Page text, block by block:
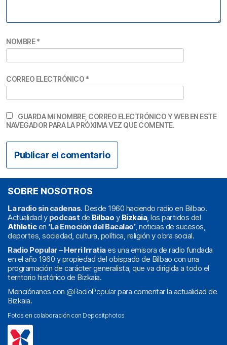
NOMBRE*
CORREO ELECTRÓNICO *
GUARDA MI NOMBRE, CORREO ELECTRÓNICO Y WEB EN ESTE
NAVEGADOR PARA LA PRÓXIMA VEZ QUE COMENTE.
SOBRE NOSOTROS
La radio sin cadenas. Desde 1960 haciendo radio en Bilbao.
Actualidad y podcast de Bilbao y Bizkaia, los partidos del
Athleticen ‘La Emoción del Bacalao’, noticias de sucesos,
deportes, sociedad, cultura, política, religión y obra social.
Radio Popular – Herri Irratiaes una emisora de radio fundada
en el año 1960 y propiedad del obispado de Bilbao con una
programación de carácter generalista, que va dirigida a todo el
territorio histórico de Bizkaia.
Menciónanos con @RadioPopularpara comentar la actualidad de
Bizkaia.
Fotos en colaboración con Depositphotos